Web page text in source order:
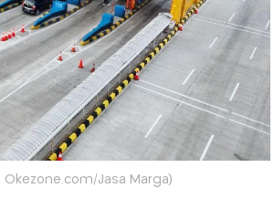
Okezone.com/Jasa Marga)